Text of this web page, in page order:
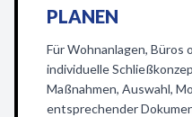
LANEN
Für Wohnanlagen,
individuelle
Maßnahmen, Auswahl,
entsprechender